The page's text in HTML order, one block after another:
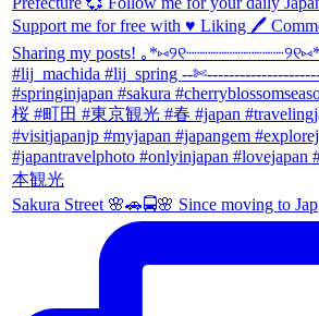
Sakura Street 🌸🚗🚍🌸 Since moving to Jap